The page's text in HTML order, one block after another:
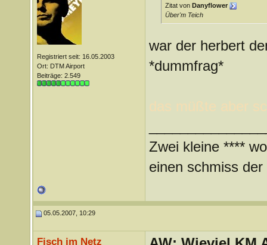
Registriert seit: 16.05.2003
Ort: DTM Airport
Beiträge: 2.549
Zitat von Danyflower
Über'm Teich
war der herbert
*dummfrag*
Zwei kleine ****
einen schmiss
05.05.2007, 10:29
Fisch im Netz